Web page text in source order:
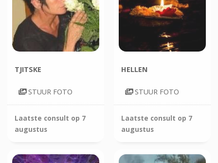
TJITSKE
STUUR FOTO
Laatste consult op 7
augustus
HELLEN
STUUR FOTO
Laatste consult op 7
augustus